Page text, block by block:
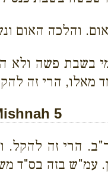
והלכה האום
בשבת פשה ולא
מאלו, הרי זה
5
הרי זה להקל.
עמ"ש בזה בס"ד